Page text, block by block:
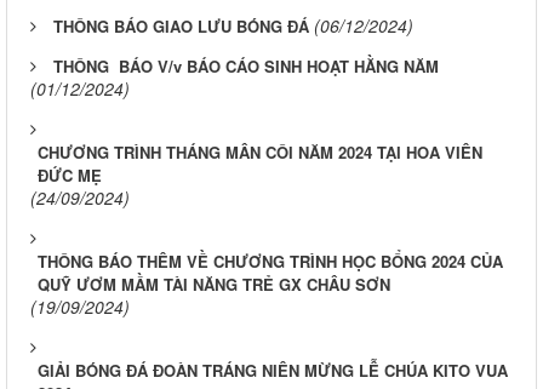
THÔNG BÁO GIAO LƯU BÓNG ĐÁ (06/12/2024)
THÔNG BÁO V/v BÁO CÁO SINH HOẠT HẰNG NĂM
(01/12/2024)
CHƯƠNG TRÌNH THÁNG MÂN CÔI NĂM 2024 TẠI HOA VIÊN
ĐỨC MẸ
(24/09/2024)
THÔNG BÁO THÊM VỀ CHƯƠNG TRÌNH HỌC BỔNG 2024 CỦA
QUỸ ƯƠM MẦM TÀI NĂNG TRẺ GX CHÂU SƠN
(19/09/2024)
GIẢI BÓNG ĐÁ ĐOÀN TRÁNG NIÊN MỪNG LỄ CHÚA KITO VUA